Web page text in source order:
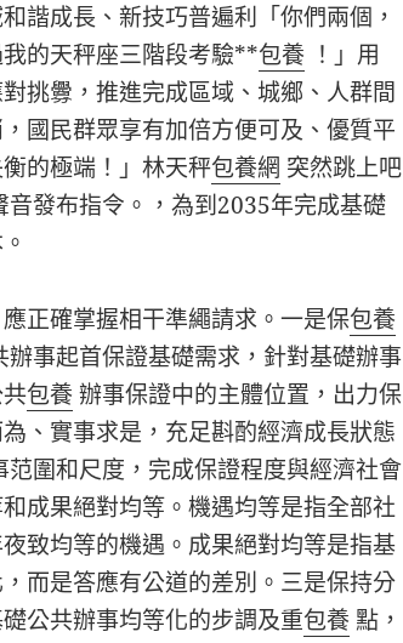
諧成長、新技巧普遍利「你們兩個，
的天秤座三階段考驗**包養 ！」用
挑釁，推進完成區域、城鄉、人群間
國民群眾享有加倍方便可及、優質平
的極端！」林天秤包養網 突然跳上吧
音發布指令。，為到2035年完成基礎
正確掌握相干準繩請求。一是保包養
辦事起首保證基礎需求，針對基礎辦事
包養 辦事保證中的主體位置，出力保
、實事求是，充足斟酌經濟成長狀態
范圍和尺度，完成保證程度與經濟社會
成果絕對均等。機遇均等是指全部社
致均等的機遇。成果絕對均等是指基
而是答應有公道的差別。三是保持分
公共辦事均等化的步調及重包養 點，